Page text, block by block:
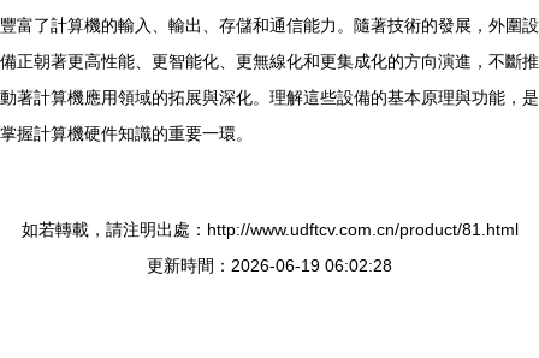
豐富了計算機的輸入、輸出、存儲和通信能力。隨著技術的發展，外圍設
備正朝著更高性能、更智能化、更無線化和更集成化的方向演進，不斷推
動著計算機應用領域的拓展與深化。理解這些設備的基本原理與功能，是
掌握計算機硬件知識的重要一環。
如若轉載，請注明出處：http://www.udftcv.com.cn/product/81.html
更新時間：2026-06-19 06:02:28